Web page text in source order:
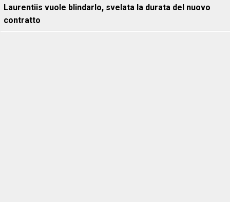
Laurentiis vuole blindarlo, svelata la durata del nuovo
contratto